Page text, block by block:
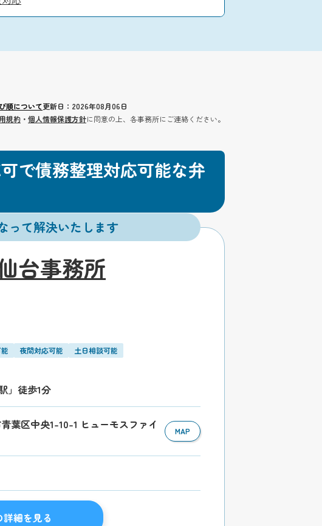
順について更新日：2026年08月06日
規約 ・ 個人情報保護方針に同意の上、各事務所にご連絡ください。
で債務整理対応可能な弁
って解決いたします
台事務所
夜間対応可能 土日相談可能
」徒歩1分
葉区中央1-10-1 ヒューモスファイ
MAP
細を見る